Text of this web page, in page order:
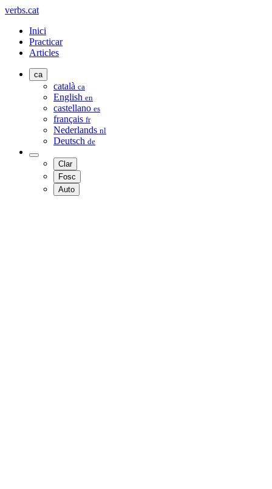
verbs.cat
Inici
Practicar
Articles
ca
català ca
English en
castellano es
français fr
Nederlands nl
Deutsch de
Clar
Fosc
Auto